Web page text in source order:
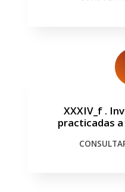
XXXIV_f .
practicadas